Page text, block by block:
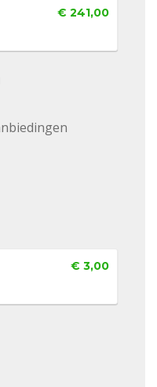
€ 241,00
€ 3,00